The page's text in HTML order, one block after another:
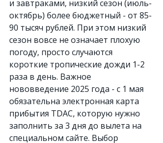
и завтраками, низкий сезон (июль-
октябрь) более бюджетный - от 85-
90 тысяч рублей. При этом низкий
сезон вовсе не означает плохую
погоду, просто случаются
короткие тропические дожди 1-2
раза в день. Важное
нововведение 2025 года - с 1 мая
обязательна электронная карта
прибытия TDAC, которую нужно
заполнить за 3 дня до вылета на
специальном сайте. Выбор